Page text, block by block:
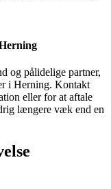
og pålidelige partner,
i Herning. Kontakt
eller for at aftale
længere væk end en